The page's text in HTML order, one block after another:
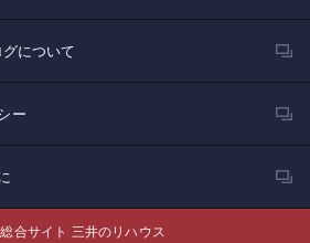
について
ー
合サイト 三井のリハウス